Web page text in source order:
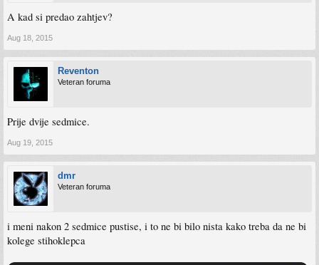
A kad si predao zahtjev?
Aug 18, 2015
Reventon
Veteran foruma
Prije dvije sedmice.
Aug 19, 2015
dmr
Veteran foruma
i meni nakon 2 sedmice pustise, i to ne bi bilo nista kako treba da ne bi
kolege stihoklepca